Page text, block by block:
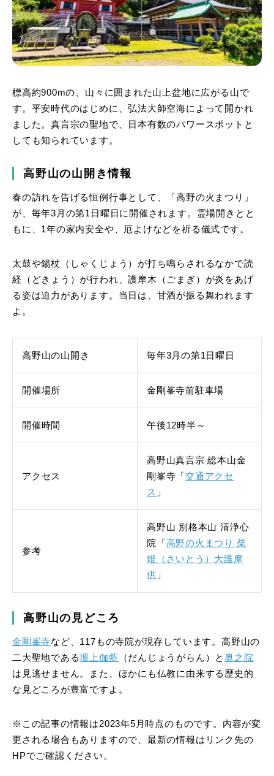
標高約900mの、山々に囲まれた山上盆地に広がる山で
す。平安時代のはじめに、弘法大師空海によって開かれ
ました。真言宗の聖地で、日本有数のパワースポットと
しても知られています。
高野山の山開き情報
春の訪れを告げる恒例行事として、「高野の火まつり」
が、毎年3月の第1日曜日に開催されます。霊場開きとと
もに、1年の家内安全や、厄よけなどを祈る儀式です。
太鼓や錫杖（しゃくじょう）が打ち鳴らされるなかで読
経（どきょう）が行われ、護摩木（ごまぎ）が炎をあげ
る姿は迫力があります。当日は、甘酒が振る舞われます
よ。
高野山の山開き 毎年3月の第1日曜日
開催場所 金剛峯寺前駐車場
開催時間 午後12時半～
アクセス
高野山真言宗 総本山金
剛峯寺「交通アクセ
ス 」
参考
高野山 別格本山 清浄心
院「 高野の火まつり 柴
燈（さいとう）大護摩
供 」
高野山の見どころ
金剛峯寺など、117もの寺院が現存しています。高野山の
二大聖地である壇上伽藍 （だんじょうがらん）と奥之院
は見逃せません。また、ほかにも仏教に由来する歴史的
な見どころが豊富ですよ。
※この記事の情報は2023年5月時点のものです。内容が変
更される場合もありますので、最新の情報はリンク先の
HPでご確認ください。